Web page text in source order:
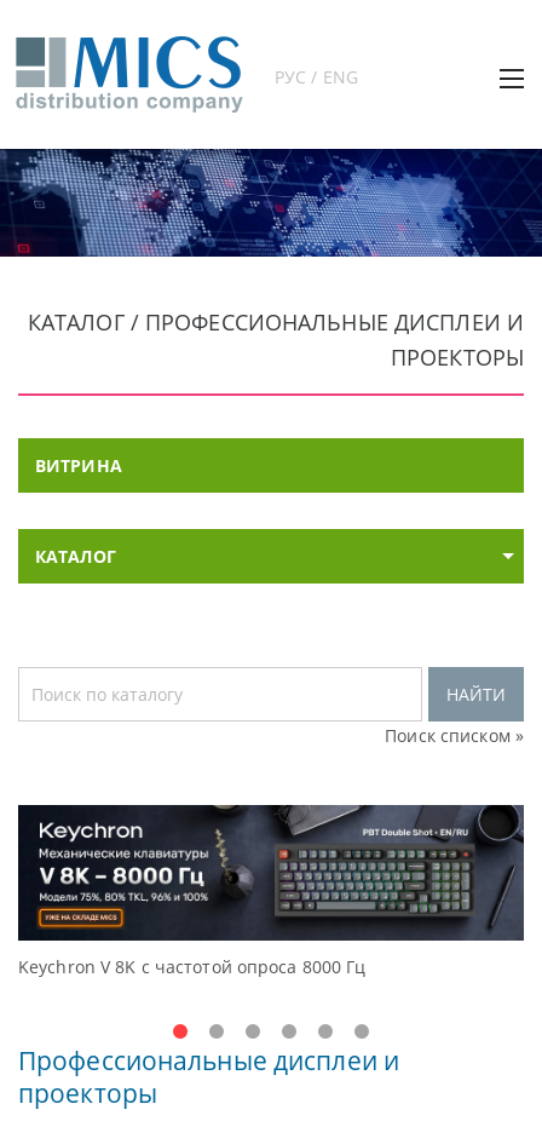
РУС / ENG
КАТАЛОГ / ПРОФЕССИОНАЛЬНЫЕ ДИСПЛЕИ И
ПРОЕКТОРЫ
ВИТРИНА
КАТАЛОГ
НАЙТИ
Поиск списком »
V 8K с частотой опроса 8000 Гц
Профессиональные дисплеи и
проекторы